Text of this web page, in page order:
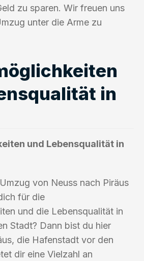
zu sparen. Wir freuen uns
unter die Arme zu
in
und Lebensqualität in
von Neuss nach Piräus
für die
und die Lebensqualität in
Stadt? Dann bist du hier
die Hafenstadt vor den
dir eine Vielzahl an